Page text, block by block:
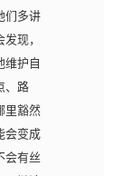
们多讲
现，
维护自
、路
里豁然
会变成
会有丝